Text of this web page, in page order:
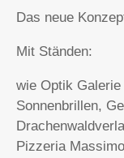
Das neue
Mit Ständen:
wie Optik
Sonnenbrillen,
Pizzeria